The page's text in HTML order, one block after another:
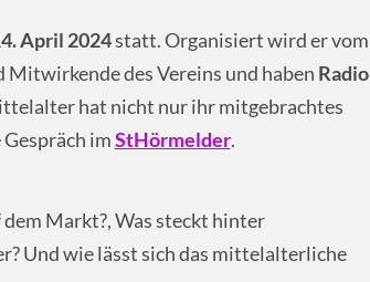
April 2024statt. Organisiert wird er vom
Mitwirkende des Vereins und haben Radio
hat nicht nur ihr mitgebrachtes
imStHörmelder.
Markt?, Was steckt hinter
Und wie lässt sich das mittelalterliche